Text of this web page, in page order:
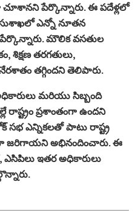
పేర్కొన్నారు. ఈ పదేళ్లలో
ఎన్నో నూతన
పేర్కొన్నారు. మౌలిక వసతుల
తరగతులు,
తగ్గిందని తెలిపారు.
మరియు సిబ్బంది
రాష్ట్రం ప్రశాంతంగా ఉందని
సభ ఎన్నికలతో పాటు రాష్ట్ర
జరిగాయని అభినందించారు. ఈ
ఎసిపిలు ఇతర అధికారులు